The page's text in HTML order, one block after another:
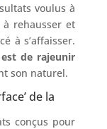
voulus à
à rehausser et
à s’affaisser.
de rajeunir
son naturel.
de la
conçus pour